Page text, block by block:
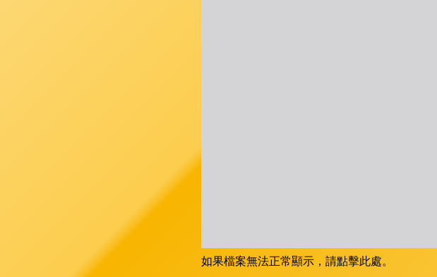
如果檔案無法正常顯示，請點擊此處。